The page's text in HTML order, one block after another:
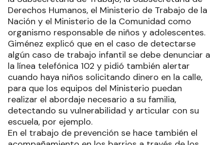
Derechos Humanos, el Ministerio de Trabajo de la
Nación y el Ministerio de la Comunidad como
organismo responsable de niños y adolescentes.
Giménez explicó que en el caso de detectarse
algún caso de trabajo infantil se debe denunciar a
la línea telefónica 102 y pidió también alertar
cuando haya niños solicitando dinero en la calle,
para que los equipos del Ministerio puedan
realizar el abordaje necesario a su familia,
detectando su vulnerabilidad y articular con su
escuela, por ejemplo.
En el trabajo de prevención se hace también el